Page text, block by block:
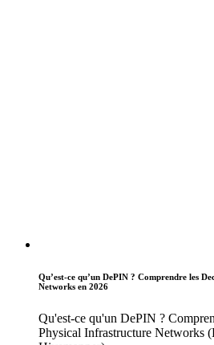
Qu’est-ce qu’un DePIN ? Comprendre les
Networks en 2026
Qu'est-ce qu'un DePIN ?
Physical Infrastructure Networks